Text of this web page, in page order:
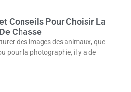
Conseils Pour Choisir La
Chasse
des images des animaux, que
pour la photographie, il y a de